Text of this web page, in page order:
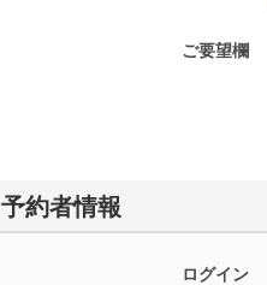
ご要望欄
予約者情報
ログイン